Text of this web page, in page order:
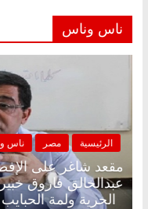
ناس وناس
الرئيسية مصر ناس
مقعد شاغر على
عبدالخالق فاروق
الحرية ولمة الحبايب